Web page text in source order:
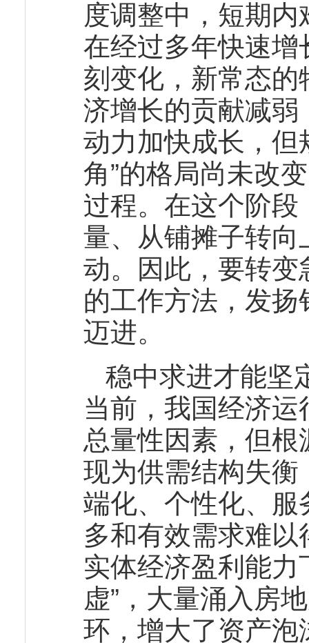
度调整中，短期
在经过多年快速
刻变化，新常态
济增长的贡献减
动力加快成长，但
角”的格局尚未改
过程。在这个阶
量、从铺摊子转
动。因此，要转
的工作方法，发
迈进。
稳中求进才能坚
当前，我国经济
总量性因素，但
现为供需结构失
端化、个性化、
多和有效需求难
实体经济盈利能力
虚”，大量涌入房
环，增大了资产